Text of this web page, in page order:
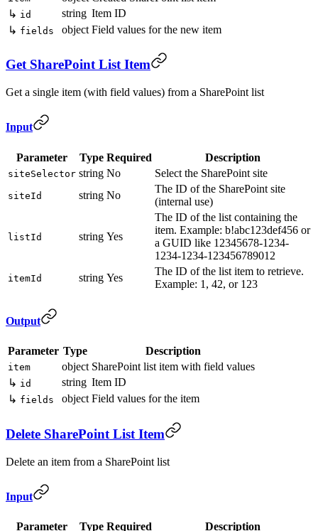
↳ id string Item ID
↳ fields object Field values for the new item
Get SharePoint List Item
Get a single item (with field values) from a SharePoint list
Input
Parameter Type Required Description
siteSelector string No Select the SharePoint site
siteId string No
The ID of the SharePoint site
(internal use)
listId string Yes
The ID of the list containing the
item. Example: b!abc123def456 or
a GUID like 12345678-1234-
1234-1234-123456789012
itemId string Yes
The ID of the list item to retrieve.
Example: 1, 42, or 123
Output
Parameter Type Description
item object SharePoint list item with field values
↳ id string Item ID
↳ fields object Field values for the item
Delete SharePoint List Item
Delete an item from a SharePoint list
Input
Parameter Type Required Description